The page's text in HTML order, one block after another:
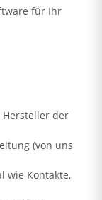
für Ihr
Hersteller der
(von uns
wie Kontakte,